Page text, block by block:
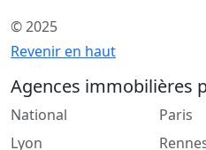
© 2025
Revenir en haut
Agences immobilières
National
Lyon
Paris